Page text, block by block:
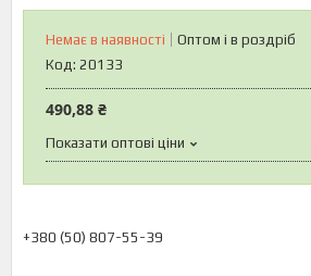
Немає в наявності
Оптом і в роздріб
Код: 20133
490,88 ₴
Показати оптові ціни
+380 (50) 807-55-39